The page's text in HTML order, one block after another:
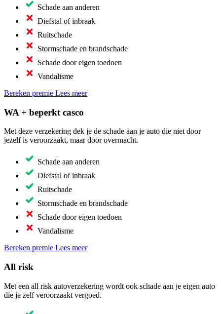
Schade aan anderen
Diefstal of inbraak
Ruitschade
Stormschade en brandschade
Schade door eigen toedoen
Vandalisme
Bereken premie Lees meer
WA + beperkt casco
Met deze verzekering dek je de schade aan je auto die niet door
jezelf is veroorzaakt, maar door overmacht.
Schade aan anderen
Diefstal of inbraak
Ruitschade
Stormschade en brandschade
Schade door eigen toedoen
Vandalisme
Bereken premie Lees meer
All risk
Met een all risk autoverzekering wordt ook schade aan je eigen auto
die je zelf veroorzaakt vergoed.